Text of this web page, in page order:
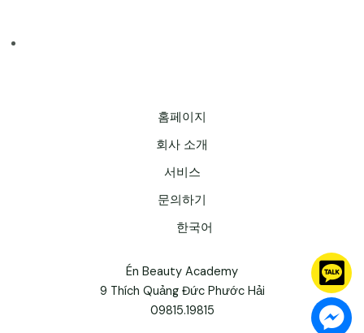
홈페이지
회사 소개
서비스
문의하기
한국어
Én Beauty Academy
9 Thích Quảng Đức Phước Hải
09815.19815